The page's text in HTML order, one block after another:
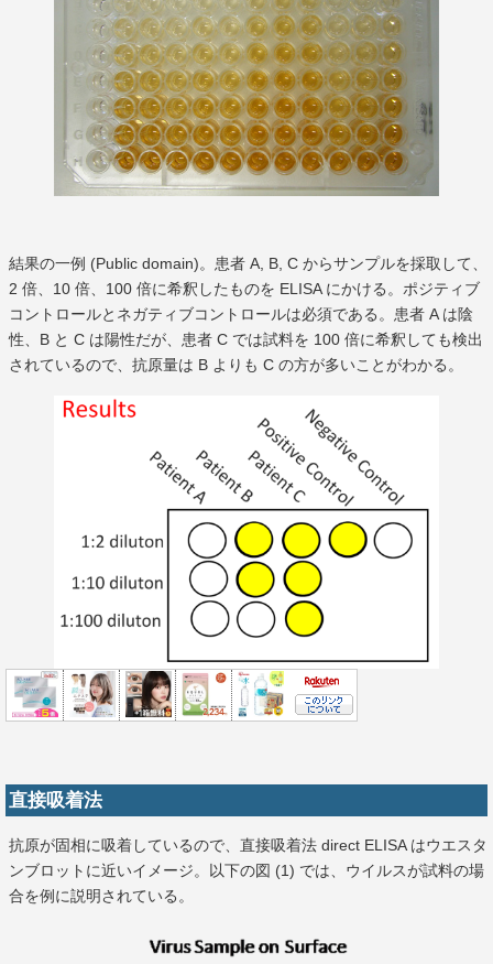
結果の一例 (Public domain)。患者 A, B, C からサンプルを採取して、
2 倍、10 倍、100 倍に希釈したものを ELISA にかける。ポジティブ
コントロールとネガティブコントロールは必須である。患者 A は陰
性、B と C は陽性だが、患者 C では試料を 100 倍に希釈しても検出
されているので、抗原量は B よりも C の方が多いことがわかる。
直接吸着法
抗原が固相に吸着しているので、直接吸着法 direct ELISA はウエスタ
ンブロットに近いイメージ。以下の図 (1) では、ウイルスが試料の場
合を例に説明されている。